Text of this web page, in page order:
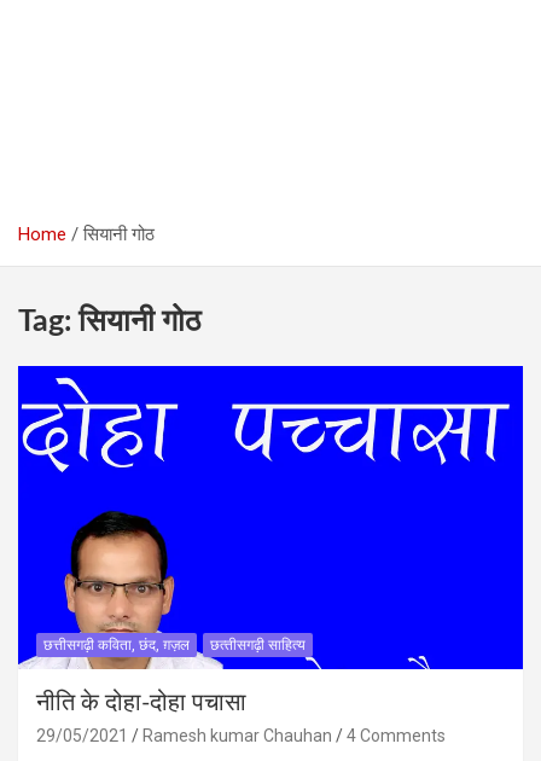
Home सियानी गोठ
Tag:सियानी गोठ
छत्तीसगढ़ी कविता, छंद, ग़ज़ल छत्‍तीसगढ़ी साहित्‍य
नीति के दोहा-दोहा पचासा
29/05/2021 Ramesh kumar Chauhan
4 Comments